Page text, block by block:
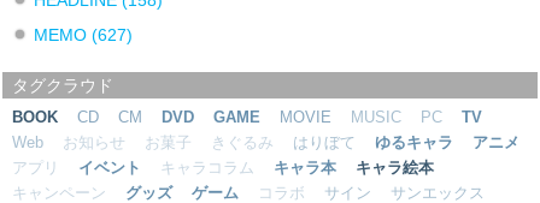
MEMO(627)
タグクラウド
BOOK CD CM DVD GAME MOVIE MUSIC PC
TV
Web
お知らせ お菓子 きぐるみ はりぼて ゆるキャラ
アニメ
アプリ
イベント キャラコラム キャラ本
キャラ絵本
キャンペーン
グッズ ゲーム コラボ サイン
サンエックス